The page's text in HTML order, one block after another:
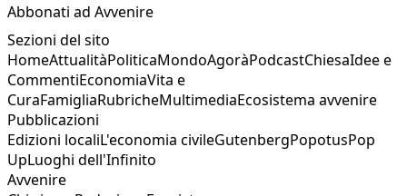
Abbonati ad Avvenire
Sezioni del sito
HomeAttualitàPoliticaMondoAgoràPodcastChiesaIdee e
CommentiEconomiaVita e
CuraFamigliaRubricheMultimediaEcosistema avvenire
Pubblicazioni
Edizioni localiL'economia civileGutenbergPopotusPop
UpLuoghi dell'Infinito
Avvenire